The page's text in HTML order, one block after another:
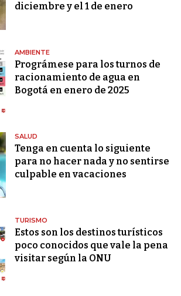
diciembre y el 1 de enero
AMBIENTE
Prográmese para los turnos de
racionamiento de agua en
Bogotá en enero de 2025
SALUD
Tenga en cuenta lo siguiente
para no hacer nada y no sentirse
culpable en vacaciones
TURISMO
Estos son los destinos turísticos
poco conocidos que vale la pena
visitar según la ONU